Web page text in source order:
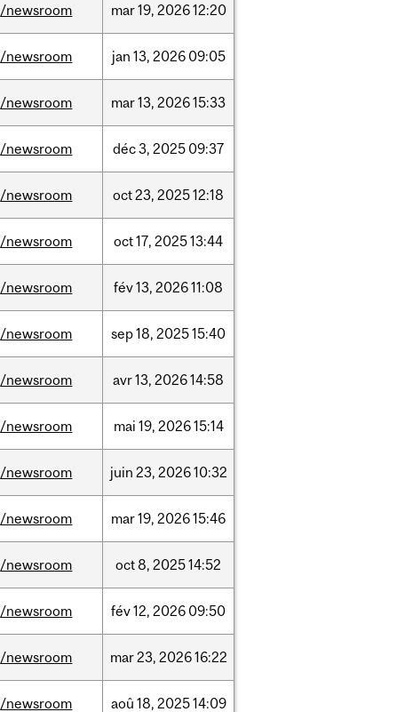
/newsroom mar19, 202612:20
/newsroom jan 13, 2026 09:05
/newsroom mar13, 202615:33
/newsroom déc3, 2025 09:37
/newsroom oct23, 202512:18
/newsroom oct17, 202513:44
/newsroom fév13, 202611:08
/newsroom sep18, 202515:40
/newsroom avr13, 202614:58
/newsroom mai 19, 202615:14
/newsroom juin 23, 202610:32
/newsroom mar19, 202615:46
/newsroom oct8, 202514:52
/newsroom fév12, 2026 09:50
/newsroom mar23, 202616:22
/newsroom aoû 18, 202514:09